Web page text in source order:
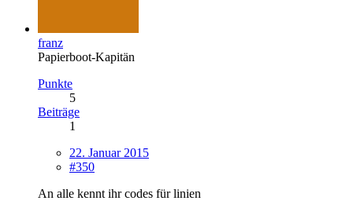
franz
Papierboot-Kapitän
Punkte
5
Beiträge
1
22. Januar 2015
#350
An alle kennt ihr codes für linien